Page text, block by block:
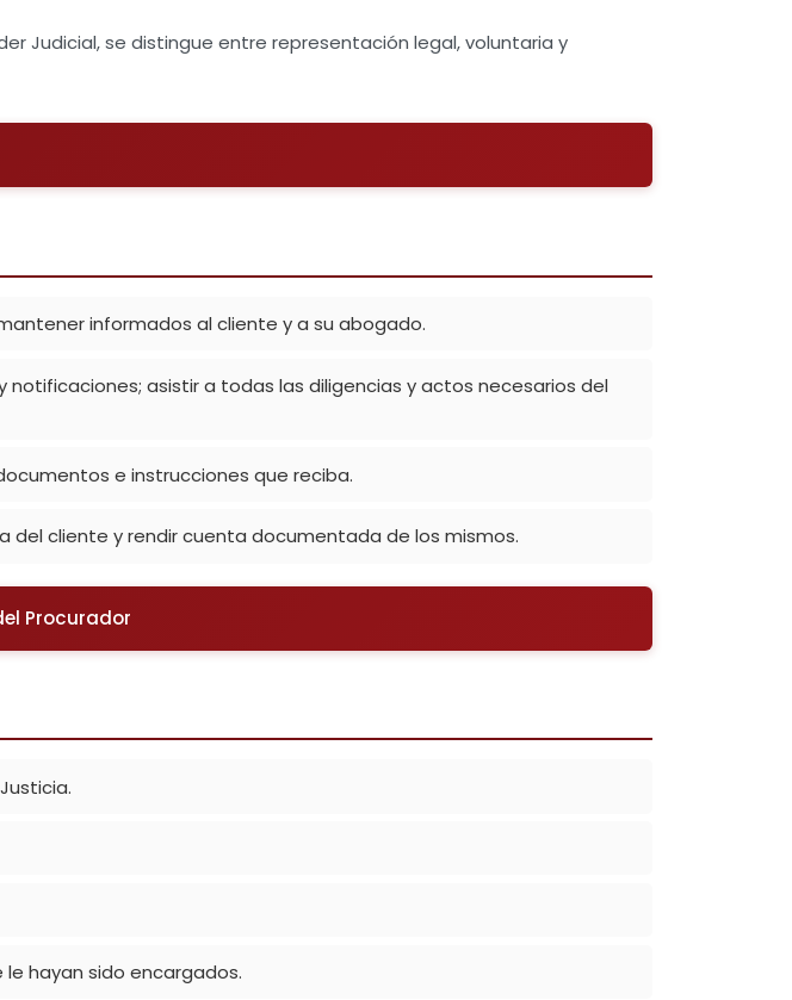
Judicial, se distingue entre representación legal, voluntaria y
informados al cliente y a su abogado.
asistir a todas las diligencias y actos necesarios del
e instrucciones que reciba.
del cliente y rendir cuenta documentada de los mismos.
Procurador
hayan sido encargados.